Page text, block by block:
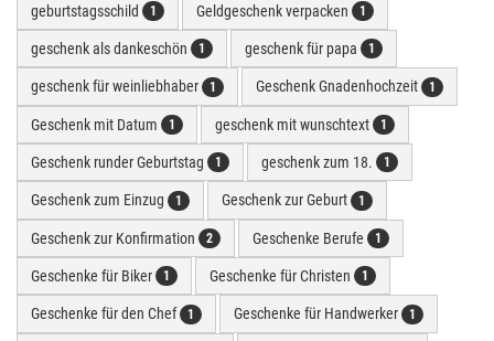
geburtstagsschild 1 Geldgeschenk verpacken 1
geschenk als dankeschön 1 geschenk für papa 1
geschenk für weinliebhaber 1 Geschenk Gnadenhochzeit 1
Geschenk mit Datum 1 geschenk mit wunschtext 1
Geschenk runder Geburtstag 1 geschenk zum 18. 1
Geschenk zum Einzug 1 Geschenk zur Geburt 1
Geschenk zur Konfirmation 2 Geschenke Berufe 1
Geschenke für Biker 1 Geschenke für Christen 1
Geschenke für den Chef 1 Geschenke für Handwerker 1